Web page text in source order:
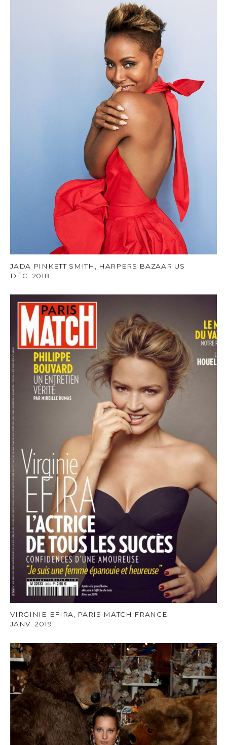
JADA PINKETT SMITH, HARPERS BAZAAR US
DÉC. 2018
VIRGINIE EFIRA, PARIS MATCH FRANCE
JANV. 2019